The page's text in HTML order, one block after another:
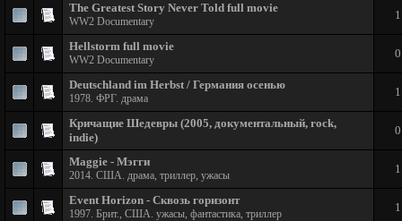
The Greatest Story Never Told full movie
WW2 Documentary 1
Hellstorm full movie
WW2 Documentary 0
Deutschland im Herbst / Германия осенью
1978. ФРГ. драма 1
Кричащие Шедевры (2005, документальный, rock,
indie)
0
Maggie - Мэгги
2014. США. драма, триллер, ужасы 1
Event Horizon - Сквозь горизонт
1997. Брит., США. ужасы, фантастика, триллер 1